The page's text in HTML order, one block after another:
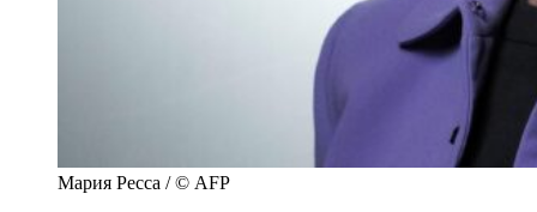
Мария Ресса / © AFP